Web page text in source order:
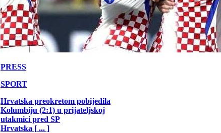
PRESS
SPORT
Hrvatska preokretom pobijedila
Kolumbiju (2:1) u prijateljskoj
utakmici pred SP
Hrvatska [ ... ]